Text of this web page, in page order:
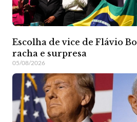
Escolha de vice de Flávio
racha e surpresa
05/08/2026